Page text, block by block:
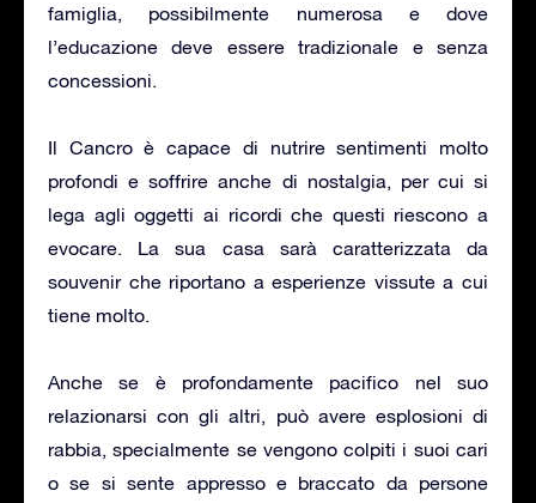
famiglia, possibilmente numerosa e dove
l’educazione deve essere tradizionale e senza
concessioni.
Il Cancro è capace di nutrire sentimenti molto
profondi e soffrire anche di nostalgia, per cui si
lega agli oggetti ai ricordi che questi riescono a
evocare. La sua casa sarà caratterizzata da
souvenir che riportano a esperienze vissute a cui
tiene molto.
Anche se è profondamente pacifico nel suo
relazionarsi con gli altri, può avere esplosioni di
rabbia, specialmente se vengono colpiti i suoi cari
o se si sente appresso e braccato da persone